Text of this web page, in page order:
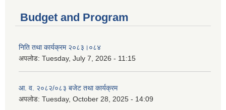
Budget and Program
निति तथा कार्यक्रम २०८३।०८४
अपलोड: Tuesday, July 7, 2026 - 11:15
आ. व. २०८२/०८३ बजेट तथा कार्यक्रम
अपलोड: Tuesday, October 28, 2025 - 14:09